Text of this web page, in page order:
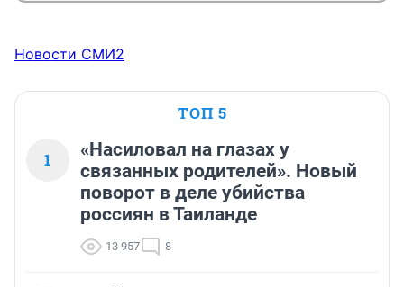
Новости СМИ2
ТОП 5
1
«Насиловал на глазах у
связанных родителей». Новый
поворот в деле убийства
россиян в Таиланде
13 957 8